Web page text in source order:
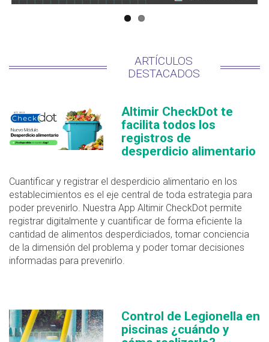
ARTÍCULOS
DESTACADOS
Altimir CheckDot te
facilita todos los
registros de
desperdicio alimentario
Cuantificar y registrar el desperdicio alimentario en los
establecimientos es el eje central de toda estrategia para
poder prevenirlo. Nuestra App Altimir CheckDot permite
registrar digitalmente y cuantificar de forma eficiente la
cantidad de alimentos desperdiciados, tomar conciencia
de la dimensión del problema y poder tomar decisiones
informadas para prevenirlo.
Control de Legionella en
piscinas ¿cuándo y